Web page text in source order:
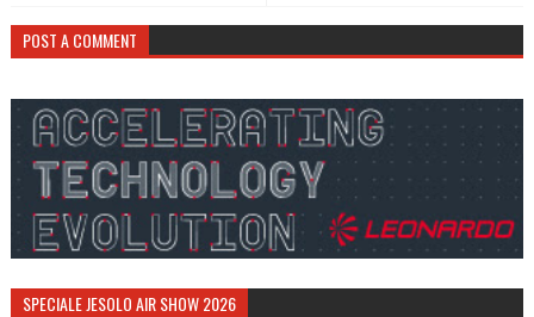
POST A COMMENT
SPECIALE JESOLO AIR SHOW 2026